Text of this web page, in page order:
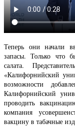
Теперь они начали
запасы. Только что
салата.
«Калифорнийский
возможности
Калифорнийский
проводить
компания
вакцину в табачные